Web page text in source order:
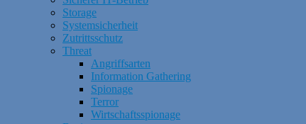
Storage
Systemsicherheit
Zutrittsschutz
Threat
Angriffsarten
Information Gathering
Spionage
Terror
Wirtschaftsspionage